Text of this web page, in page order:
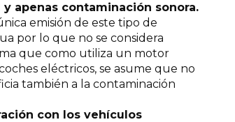
apenas contaminación sonora.
emisión de este tipo de
por lo que no se considera
que como utiliza un motor
eléctricos, se asume que no
también a la contaminación
con los vehículos